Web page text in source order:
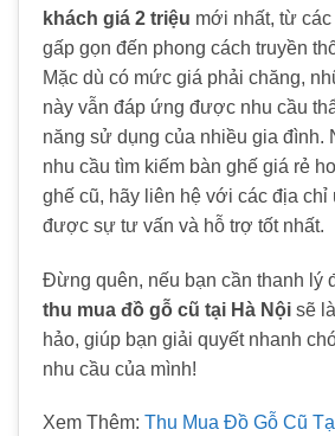
khách giá 2 triệu mới nhất, từ
gấp gọn đến phong cách truyền
Mặc dù có mức giá phải chăng,
này vẫn đáp ứng được nhu cầu
năng sử dụng của nhiều gia đình.
nhu cầu tìm kiếm bàn ghế giá rẻ
ghế cũ, hãy liên hệ với các địa chỉ
được sự tư vấn và hỗ trợ tốt nhất.
Đừng quên, nếu bạn cần thanh lý
thu mua đồ gỗ cũ tại Hà Nội sẽ
hảo, giúp bạn giải quyết nhanh
nhu cầu của mình!
Xem Thêm: Thu Mua Đồ Gỗ Cũ